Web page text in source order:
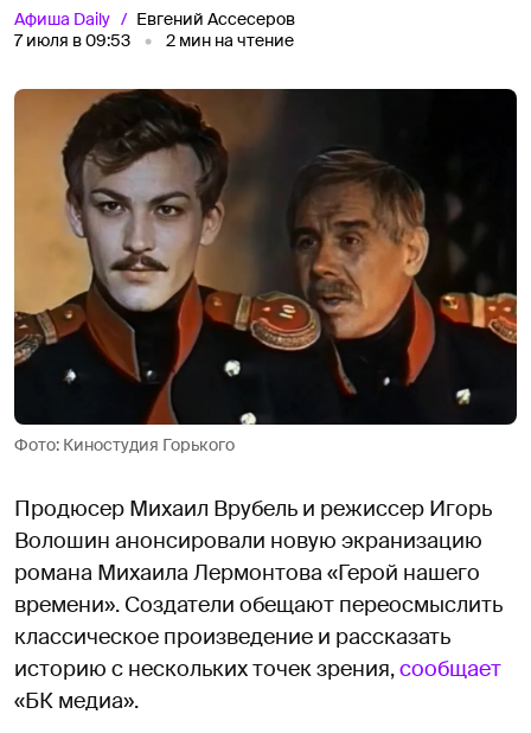
Афиша Daily
Евгений Ассесеров
7 июля в 09:53
2 мин на чтение
Фото: Киностудия Горького
Продюсер Михаил Врубель и режиссер Игорь
Волошин анонсировали новую экранизацию
романа Михаила Лермонтова «Герой нашего
времени». Создатели обещают переосмыслить
классическое произведение и рассказать
историю с нескольких точек зрения,сообщает
«БК медиа».